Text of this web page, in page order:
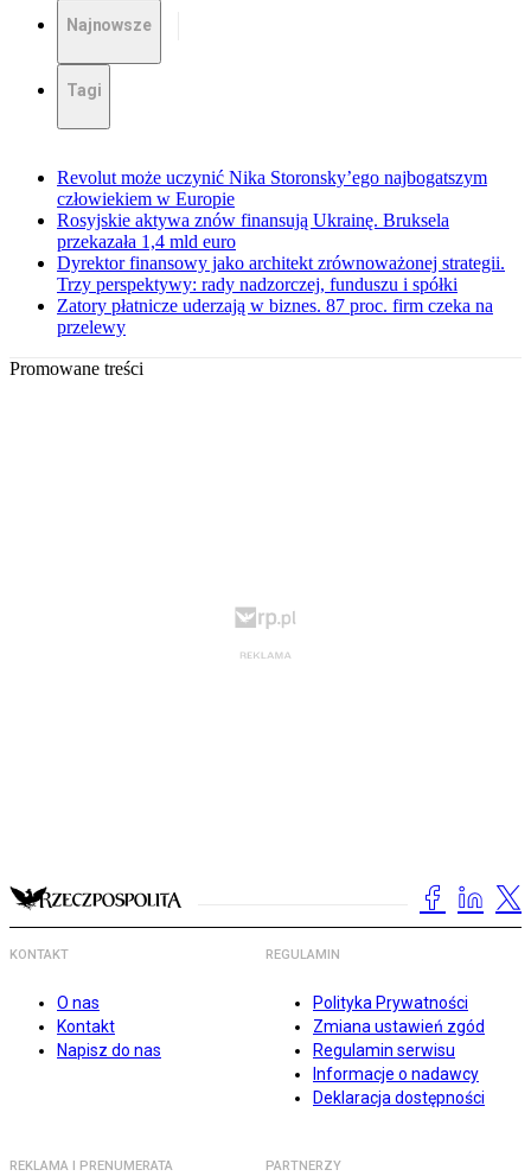
Najnowsze
Tagi
Revolut może uczynić Nika Storonsky’ego najbogatszym
człowiekiem w Europie
Rosyjskie aktywa znów finansują Ukrainę. Bruksela
przekazała 1,4 mld euro
Dyrektor finansowy jako architekt zrównoważonej strategii.
Trzy perspektywy: rady nadzorczej, funduszu i spółki
Zatory płatnicze uderzają w biznes. 87 proc. firm czeka na
przelewy
Promowane treści
KONTAKT
O nas
Kontakt
Napisz do nas
REGULAMIN
Polityka Prywatności
Zmiana ustawień zgód
Regulamin serwisu
Informacje o nadawcy
Deklaracja dostępności
REKLAMA I PRENUMERATA PARTNERZY